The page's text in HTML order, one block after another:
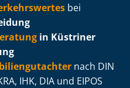
bei
in Küstriner
nach DIN
IHK, DIA und EIPOS